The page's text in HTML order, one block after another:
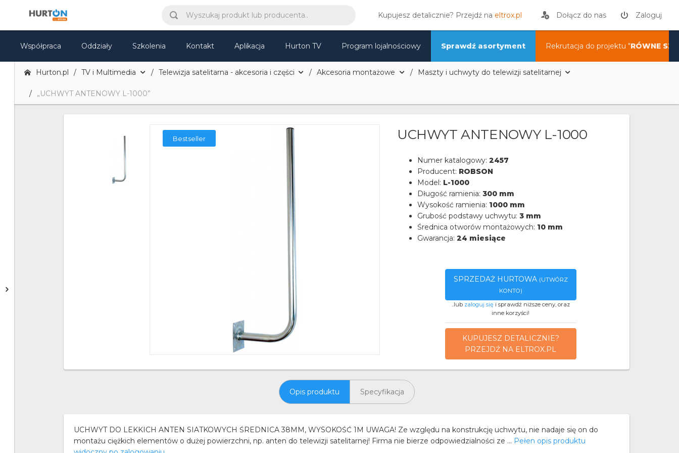
Kupujesz detalicznie? Przejdź na eltrox.pl Dołącz do nas Zaloguj
Współpraca Oddziały Szkolenia Kontakt Aplikacja Hurton TV Program lojalnościowy Sprawdź asortyment Rekrutacja do projektu "RÓWNE
Hurton.pl TV i Multimedia Telewizja satelitarna - akcesoria i części Akcesoria montażowe Maszty i uchwyty do telewizji satelitarnej
„UCHWYT ANTENOWY L-1000”
Bestseller UCHWYT ANTENOWY L-1000
Numer katalogowy: 2457
Producent: ROBSON
Model: L-1000
Długość ramienia: 300 mm
Wysokość ramienia: 1000 mm
Grubość podstawy uchwytu: 3 mm
Średnica otworów montażowych: 10 mm
Gwarancja: 24 miesiące
SPRZEDAŻ HURTOWA (UTWÓRZ
KONTO)
..lub zaloguj sięi sprawdź niższe ceny, oraz
inne korzyści!
KUPUJESZ DETALICZNIE?
PRZEJDŹ NA ELTROX.PL
Opis produktu Specyfikacja
UCHWYT DO LEKKICH ANTEN SIATKOWYCH ŚREDNICA 38MM, WYSOKOŚĆ 1M UWAGA! Ze względu na konstrukcję uchwytu, nie nadaje się on do
montażu ciężkich elementów o dużej powierzchni, np. anten do telewizji satelitarnej! Firma nie bierze odpowiedzialności ze ... Pełen opis produktu